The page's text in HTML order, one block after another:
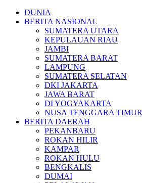
DUNIA
BERITA NASIONAL
SUMATERA UTARA
KEPULAUAN RIAU
JAMBI
SUMATERA BARAT
LAMPUNG
SUMATERA SELATAN
DKI JAKARTA
JAWA BARAT
DI YOGYAKARTA
NUSA TENGGARA TIMUR
BERITA DAERAH
PEKANBARU
ROKAN HILIR
KAMPAR
ROKAN HULU
BENGKALIS
DUMAI